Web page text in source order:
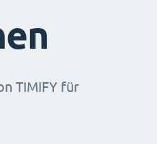
TIMIFY für